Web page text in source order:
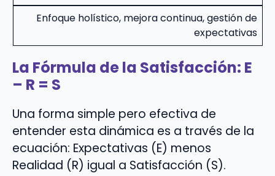
Enfoque holístico, mejora continua, gestión de
expectativas
La Fórmula de la Satisfacción: E
– R = S
Una forma simple pero efectiva de
entender esta dinámica es a través de la
ecuación: Expectativas (E) menos
Realidad (R) igual a Satisfacción (S).